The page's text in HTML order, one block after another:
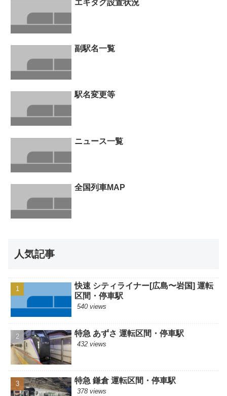
エキタグ設置状況
副駅名一覧
駅名変更等
ニュース一覧
全国列車MAP
人気記事
快速 シティライナー[広島〜岩国] 運転
区間・停車駅
540 views
特急 あずさ 運転区間・停車駅
432 views
特急 鎌倉 運転区間・停車駅
378 views